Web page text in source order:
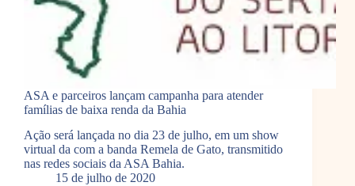
ASA e parceiros lançam campanha para atender
famílias de baixa renda da Bahia
Ação será lançada no dia 23 de julho, em um show
virtual da com a banda Remela de Gato, transmitido
nas redes sociais da ASA Bahia.
15 de julho de 2020